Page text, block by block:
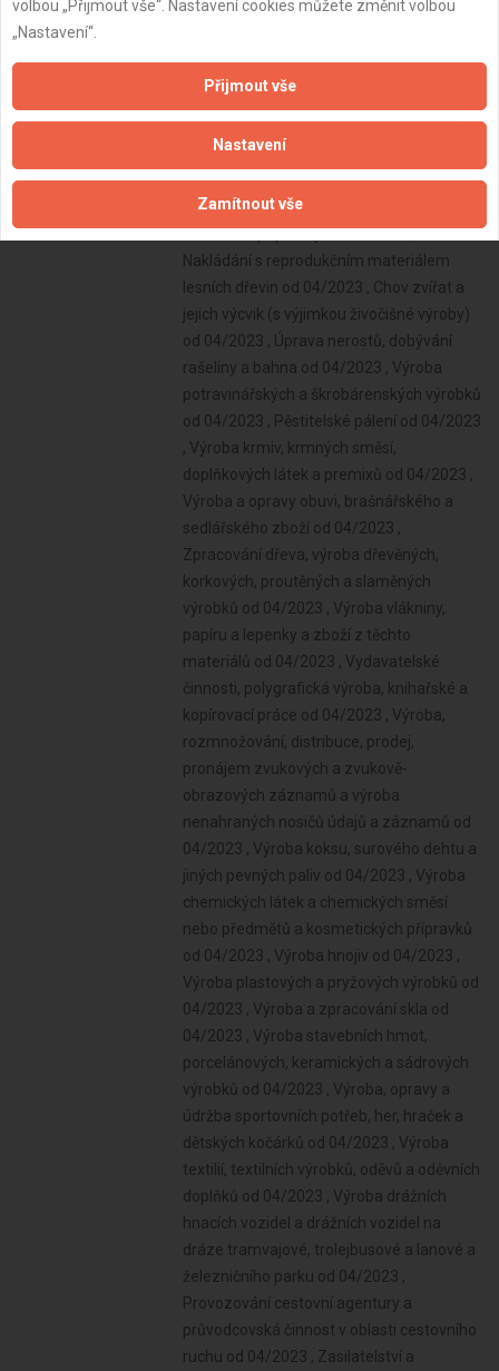
volbou „Přijmout vše“. Nastavení cookies můžete změnit volbou
„Nastavení“.
Přijmout vše
Nastavení
Zamítnout vše